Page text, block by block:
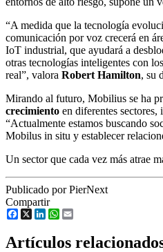
“A medida que la tecnología
comunicación por voz crecerá en
IoT industrial, que ayudará a
otras tecnologías inteligentes con
real”, valora Robert Hamilton, su
Mirando al futuro, Mobilius se ha
crecimiento en diferentes
“Actualmente estamos buscando
Mobilus in situ y establecer
Un sector que cada vez más atrae
Publicado por PierNext
Compartir
Facebook
X LinkedInWhatsApp
Artículos